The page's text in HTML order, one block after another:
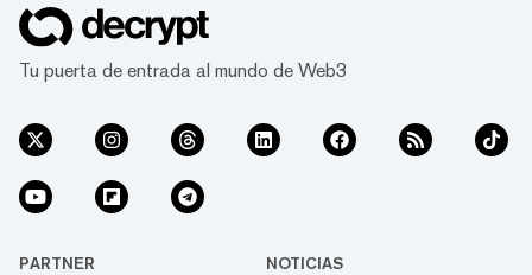
cambia de manos alrededor de 7,37 dólares,
un aumento masivo de más del 50% en las
Tu puerta de entrada al mundo de Web3
PARTNER NOTICIAS